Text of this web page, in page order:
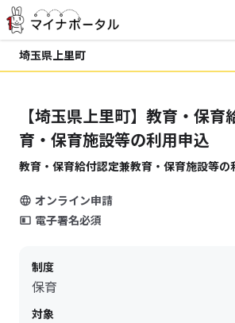
埼玉県上里町
【埼玉県上里町】教育・保育
育・保育施設等の利用申込
教育・保育給付認定兼教育・保育施設等の
オンライン申請
電子署名必須
制度
保育
対象